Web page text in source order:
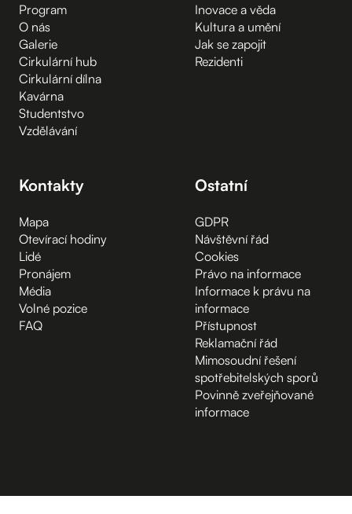
Program
O nás
Galerie
Cirkulární hub
Cirkulární dílna
Kavárna
Studentstvo
Vzdělávání
Inovace a věda
Kultura a umění
Jak se zapojit
Rezidenti
Kontakty
Mapa
Otevírací hodiny
Lidé
Pronájem
Média
Volné pozice
FAQ
Ostatní
GDPR
Návštěvní řád
Cookies
Právo na informace
Informace k právu na
informace
Přístupnost
Reklamační řád
Mimosoudní řešení
spotřebitelských sporů
Povinně zveřejňované
informace